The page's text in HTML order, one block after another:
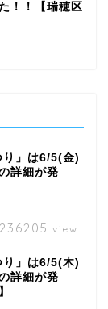
！！【瑞穂区
」は6/5(金)
詳細が発
236205 view
」は6/5(木)
詳細が発